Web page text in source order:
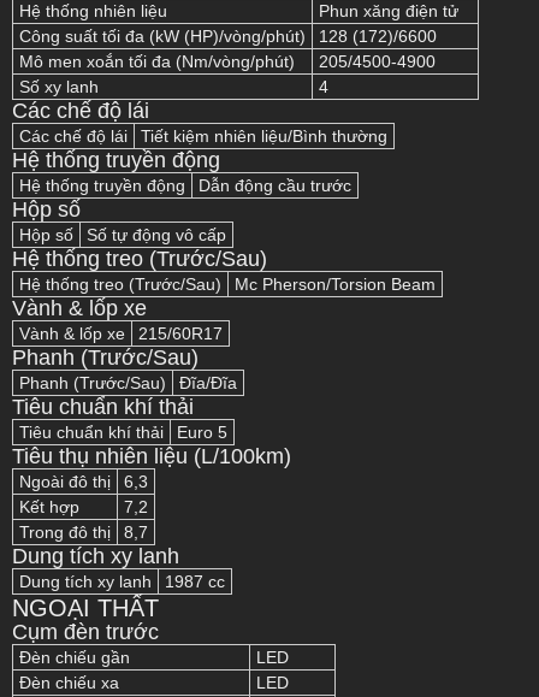
Hệ thống nhiên liệu
Phun xăng điện tử
Công suất tối đa (kW (HP)/vòng/phút)
128 (172)/6600
Mô men xoắn tối đa (Nm/vòng/phút)
205/4500-4900
Số xy lanh
4
Các chế độ lái
Các chế độ lái Tiết kiệm nhiên liệu/Bình thường
Hệ thống truyền động
Hệ thống truyền động Dẫn động cầu trước
Hộp số
Hộp số Số tự động vô cấp
Hệ thống treo (Trước/Sau)
Hệ thống treo (Trước/Sau) Mc Pherson/Torsion Beam
Vành & lốp xe
Vành & lốp xe 215/60R17
Phanh (Trước/Sau)
Phanh (Trước/Sau) Đĩa/Đĩa
Tiêu chuẩn khí thải
Tiêu chuẩn khí thải Euro 5
Tiêu thụ nhiên liệu (L/100km)
Ngoài đô thị
6,3
Kết hợp
7,2
Trong đô thị
8,7
Dung tích xy lanh
Dung tích xy lanh 1987 cc
NGOẠI THẤT
Cụm đèn trước
Đèn chiếu gần
LED
Đèn chiếu xa
LED